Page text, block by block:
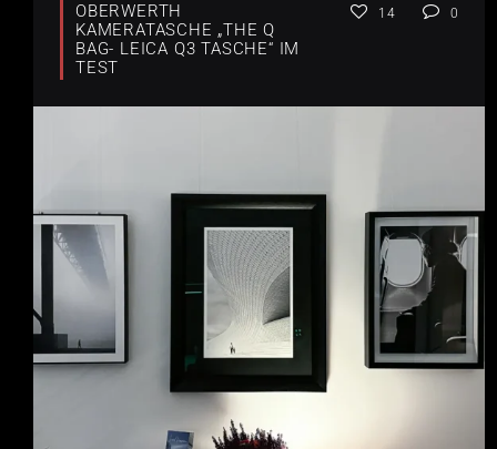
OBERWERTH
KAMERATASCHE „THE Q
BAG- LEICA Q3 TASCHE“ IM
TEST
14 0